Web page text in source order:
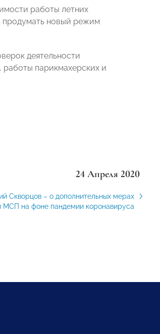
работы летних
продумать новый режим
деятельности
парикмахерских и
24 Апреля 2020
Скворцов – о дополнительных мерах
МСП на фоне пандемии коронавируса